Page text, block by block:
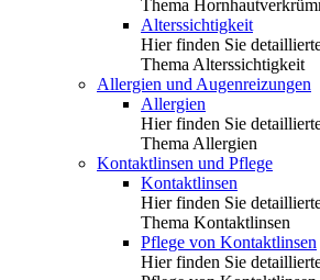
Thema
Alterssichtigkeit
Hier finden Sie
Thema Alterssichtigkeit
Allergien und Augenreizungen
Allergien
Hier finden Sie
Thema Allergien
Kontaktlinsen und Pflege
Kontaktlinsen
Hier finden Sie
Thema Kontaktlinsen
Pflege von Kontaktlinsen
Hier finden Sie